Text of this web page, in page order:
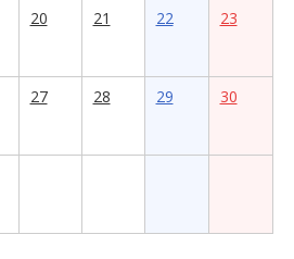
20 21 22 23
27 28 29 30